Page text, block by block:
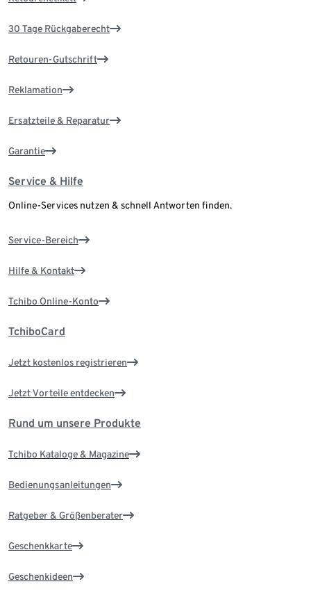
30 Tage Rückgaberecht
Retouren-Gutschrift
Reklamation
Ersatzteile & Reparatur
Garantie
Service & Hilfe
Online-Services nutzen & schnell Antworten finden.
Service-Bereich
Hilfe & Kontakt
Tchibo Online-Konto
TchiboCard
Jetzt kostenlos registrieren
Jetzt Vorteile entdecken
Rund um unsere Produkte
Tchibo Kataloge & Magazine
Bedienungsanleitungen
Ratgeber & Größenberater
Geschenkkarte
Geschenkideen